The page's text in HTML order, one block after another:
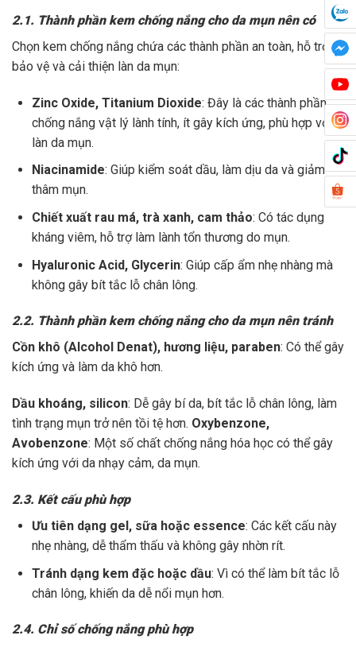
2.1. Thành phần kem chống nắng cho da mụn nên có
Chọn kem chống nắng chứa các thành phần an toàn, hỗ trợ
bảo vệ và cải thiện làn da mụn:
Zinc Oxide, Titanium Dioxide: Đây là các thành phần
chống nắng vật lý lành tính, ít gây kích ứng, phù hợp với
làn da mụn.
Niacinamide: Giúp kiểm soát dầu, làm dịu da và giảm
thâm mụn.
Chiết xuất rau má, trà xanh, cam thảo: Có tác dụng
kháng viêm, hỗ trợ làm lành tổn thương do mụn.
Hyaluronic Acid, Glycerin: Giúp cấp ẩm nhẹ nhàng mà
không gây bít tắc lỗ chân lông.
2.2. Thành phần kem chống nắng cho da mụn nên tránh
Cồn khô (Alcohol Denat), hương liệu, paraben: Có thể gây
kích ứng và làm da khô hơn.
Dầu khoáng, silicon: Dễ gây bí da, bít tắc lỗ chân lông, làm
tình trạng mụn trở nên tồi tệ hơn. Oxybenzone,
Avobenzone: Một số chất chống nắng hóa học có thể gây
kích ứng với da nhạy cảm, da mụn.
2.3. Kết cấu phù hợp
Ưu tiên dạng gel, sữa hoặc essence: Các kết cấu này
nhẹ nhàng, dễ thẩm thấu và không gây nhờn rít.
Tránh dạng kem đặc hoặc dầu: Vì có thể làm bít tắc lỗ
chân lông, khiến da dễ nổi mụn hơn.
2.4. Chỉ số chống nắng phù hợp